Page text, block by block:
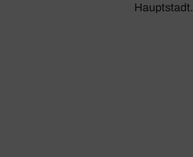
Hauptstadt.